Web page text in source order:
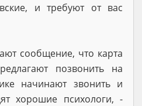
и требуют от вас
сообщение, что карта
позвонить на
начинают звонить и
хорошие психологи, -